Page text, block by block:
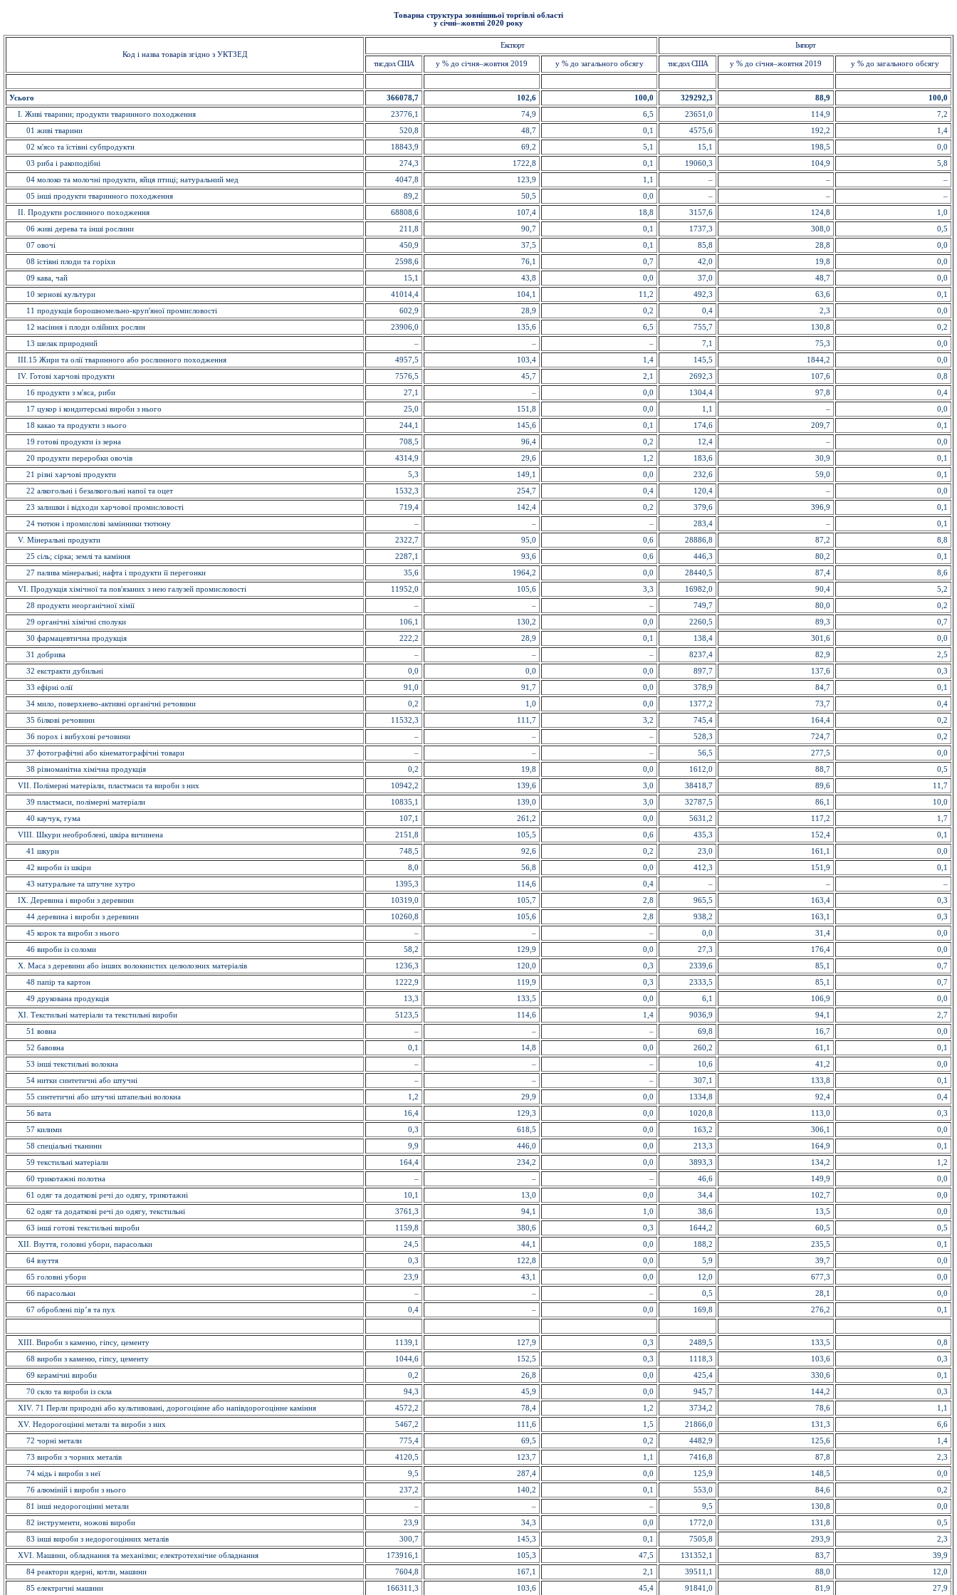
Товарна структура зовнішньої торгівлі області
у січні–жовтні 2020 року
Код і назва товарів згідно з УКТЗЕД
Експорт Імпорт
тис.дол. США у % до січня–жовтня 2019 у % до загального обсягу тис.дол. США у % до січня–жовтня 2019 у % до загального обсягу
Усього 366078,7 102,6 100,0 329292,3 88,9 100,0
I. Живi тварини; продукти тваринного походження 23776,1 74,9 6,5 23651,0 114,9 7,2
01 живi тварини 520,8 48,7 0,1 4575,6 192,2 1,4
02 м'ясо та їстівнi субпродукти 18843,9 69,2 5,1 15,1 198,5 0,0
03 риба i ракоподібні 274,3 1722,8 0,1 19060,3 104,9 5,8
04 молоко та молочні продукти, яйця птиці; натуральний мед 4047,8 123,9 1,1 – – –
05 інші продукти тваринного походження 89,2 50,5 0,0 – – –
II. Продукти рослинного походження 68808,6 107,4 18,8 3157,6 124,8 1,0
06 живі дерева та інші рослини 211,8 90,7 0,1 1737,3 308,0 0,5
07 овочi 450,9 37,5 0,1 85,8 28,8 0,0
08 їстівні плоди та горіхи 2598,6 76,1 0,7 42,0 19,8 0,0
09 кава, чай 15,1 43,8 0,0 37,0 48,7 0,0
10 зерновi культури 41014,4 104,1 11,2 492,3 63,6 0,1
11 продукція борошномельно-круп'яної промисловості 602,9 28,9 0,2 0,4 2,3 0,0
12 насiння і плоди олійних рослин 23906,0 135,6 6,5 755,7 130,8 0,2
13 шелак природний – – – 7,1 75,3 0,0
ІІІ.15 Жири та олії тваринного або рослинного походження 4957,5 103,4 1,4 145,5 1844,2 0,0
IV. Готові харчові продукти 7576,5 45,7 2,1 2692,3 107,6 0,8
16 продукти з м'яса, риби 27,1 – 0,0 1304,4 97,8 0,4
17 цукор і кондитерські вироби з нього 25,0 151,8 0,0 1,1 – 0,0
18 какао та продукти з нього 244,1 145,6 0,1 174,6 209,7 0,1
19 готові продукти із зерна 708,5 96,4 0,2 12,4 – 0,0
20 продукти переробки овочів 4314,9 29,6 1,2 183,6 30,9 0,1
21 різні харчові продукти 5,3 149,1 0,0 232,6 59,0 0,1
22 алкогольні і безалкогольні напої та оцет 1532,3 254,7 0,4 120,4 – 0,0
23 залишки і відходи харчової промисловості 719,4 142,4 0,2 379,6 396,9 0,1
24 тютюн і промислові замінники тютюну – – – 283,4 – 0,1
V. Мiнеральнi продукти 2322,7 95,0 0,6 28886,8 87,2 8,8
25 сіль; сірка; землі та каміння 2287,1 93,6 0,6 446,3 80,2 0,1
27 палива мінеральні; нафта і продукти її перегонки 35,6 1964,2 0,0 28440,5 87,4 8,6
VI. Продукція хімічної та пов'язаних з нею галузей промисловостi 11952,0 105,6 3,3 16982,0 90,4 5,2
28 продукти неорганічної хімії – – – 749,7 80,0 0,2
29 органiчнi хімічні сполуки 106,1 130,2 0,0 2260,5 89,3 0,7
30 фармацевтична продукція 222,2 28,9 0,1 138,4 301,6 0,0
31 добрива – – – 8237,4 82,9 2,5
32 екстракти дубильнi 0,0 0,0 0,0 897,7 137,6 0,3
33 ефiрнi олії 91,0 91,7 0,0 378,9 84,7 0,1
34 мило, поверхнево-активні органічні речовини 0,2 1,0 0,0 1377,2 73,7 0,4
35 бiлковi речовини 11532,3 111,7 3,2 745,4 164,4 0,2
36 порох і вибухові речовини – – – 528,3 724,7 0,2
37 фотографічні або кінематографічні товари – – – 56,5 277,5 0,0
38 різноманітна хімічна продукція 0,2 19,8 0,0 1612,0 88,7 0,5
VII. Полімерні матеріали, пластмаси та вироби з них 10942,2 139,6 3,0 38418,7 89,6 11,7
39 пластмаси, полімерні матеріали 10835,1 139,0 3,0 32787,5 86,1 10,0
40 каучук, гума 107,1 261,2 0,0 5631,2 117,2 1,7
VIII. Шкури необроблені, шкіра вичинена 2151,8 105,5 0,6 435,3 152,4 0,1
41 шкури 748,5 92,6 0,2 23,0 161,1 0,0
42 вироби із шкiри 8,0 56,8 0,0 412,3 151,9 0,1
43 натуральне та штучне хутро 1395,3 114,6 0,4 – – –
IX. Деревина і вироби з деревини 10319,0 105,7 2,8 965,5 163,4 0,3
44 деревина і вироби з деревини 10260,8 105,6 2,8 938,2 163,1 0,3
45 корок та вироби з нього – – – 0,0 31,4 0,0
46 вироби із соломи 58,2 129,9 0,0 27,3 176,4 0,0
X. Маса з деревини або інших волокнистих целюлозних матеріалів 1236,3 120,0 0,3 2339,6 85,1 0,7
48 папiр та картон 1222,9 119,9 0,3 2333,5 85,1 0,7
49 друкована продукція 13,3 133,5 0,0 6,1 106,9 0,0
ХI. Текстильні матеріали та текстильні вироби 5123,5 114,6 1,4 9036,9 94,1 2,7
51 вовна – – – 69,8 16,7 0,0
52 бавовна 0,1 14,8 0,0 260,2 61,1 0,1
53 інші текстильні волокна – – – 10,6 41,2 0,0
54 нитки синтетичні або штучні – – – 307,1 133,8 0,1
55 синтетичні або штучні штапельнi волокна 1,2 29,9 0,0 1334,8 92,4 0,4
56 вата 16,4 129,3 0,0 1020,8 113,0 0,3
57 килими 0,3 618,5 0,0 163,2 306,1 0,0
58 спецiальнi тканини 9,9 446,0 0,0 213,3 164,9 0,1
59 текстильнi матерiали 164,4 234,2 0,0 3893,3 134,2 1,2
60 трикотажні полотна – – – 46,6 149,9 0,0
61 одяг та додаткові речі до одягу, трикотажні 10,1 13,0 0,0 34,4 102,7 0,0
62 одяг та додаткові речі до одягу, текстильні 3761,3 94,1 1,0 38,6 13,5 0,0
63 іншi готовi текстильні вироби 1159,8 380,6 0,3 1644,2 60,5 0,5
XII. Взуття, головнi убори, парасольки 24,5 44,1 0,0 188,2 235,5 0,1
64 взуття 0,3 122,8 0,0 5,9 39,7 0,0
65 головнi убори 23,9 43,1 0,0 12,0 677,3 0,0
66 парасольки – – – 0,5 28,1 0,0
67 оброблені пір’я та пух 0,4 – 0,0 169,8 276,2 0,1
XIII. Вироби з каменю, гіпсу, цементу 1139,1 127,9 0,3 2489,5 133,5 0,8
68 вироби з каменю, гiпсу, цементу 1044,6 152,5 0,3 1118,3 103,6 0,3
69 керамiчнi вироби 0,2 26,8 0,0 425,4 330,6 0,1
70 скло та вироби із cкла 94,3 45,9 0,0 945,7 144,2 0,3
ХІV. 71 Перли природні або культивовані, дорогоцінне або напівдорогоцінне каміння 4572,2 78,4 1,2 3734,2 78,6 1,1
ХV. Недорогоцінні метали та вироби з них 5467,2 111,6 1,5 21866,0 131,3 6,6
72 чорнi метали 775,4 69,5 0,2 4482,9 125,6 1,4
73 вироби з чорних металiв 4120,5 123,7 1,1 7416,8 87,8 2,3
74 мiдь i вироби з неї 9,5 287,4 0,0 125,9 148,5 0,0
76 алюмiнiй i вироби з нього 237,2 140,2 0,1 553,0 84,6 0,2
81 інші недорогоцінні метали – – – 9,5 130,8 0,0
82 інструменти, ножовi вироби 23,9 34,3 0,0 1772,0 131,8 0,5
83 іншi вироби з недорогоцінних металiв 300,7 145,3 0,1 7505,8 293,9 2,3
XVI. Машини, обладнання та механізми; електротехнічне обладнання 173916,1 105,3 47,5 131352,1 83,7 39,9
84 реактори ядерні, котли, машини 7604,8 167,1 2,1 39511,1 88,0 12,0
85 електричнi машини 166311,3 103,6 45,4 91841,0 81,9 27,9